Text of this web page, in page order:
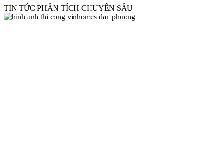
TIN TỨC PHÂN TÍCH CHUYÊN SÂU